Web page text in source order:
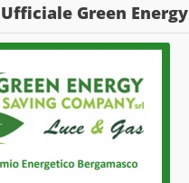
Green Energy